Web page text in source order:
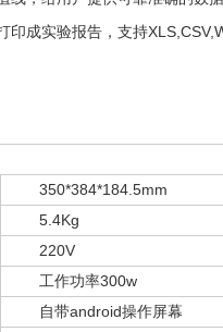
印成实验报告，支持
350*384*184.5mm
5.4Kg
220V
工作功率300w
自带android操作屏幕